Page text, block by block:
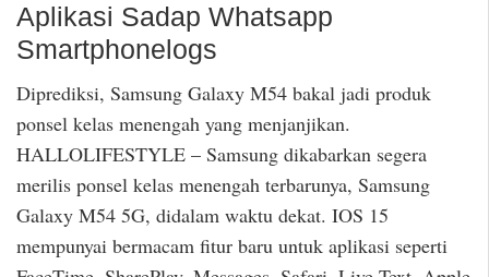
Aplikasi Sadap Whatsapp
Smartphonelogs
Diprediksi, Samsung Galaxy M54 bakal jadi produk
ponsel kelas menengah yang menjanjikan.
HALLOLIFESTYLE – Samsung dikabarkan segera
merilis ponsel kelas menengah terbarunya, Samsung
Galaxy M54 5G, didalam waktu dekat. IOS 15
mempunyai bermacam fitur baru untuk aplikasi seperti